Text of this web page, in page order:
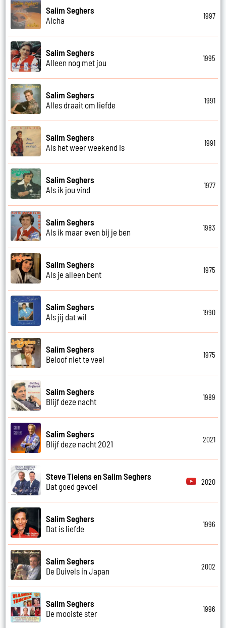
Salim Seghers
Aicha
1997
Salim Seghers
Alleen nog met jou
1995
Salim Seghers
Alles draait om liefde
1991
Salim Seghers
Als het weer weekend is
1991
Salim Seghers
Als ik jou vind
1977
Salim Seghers
Als ik maar even bij je ben
1983
Salim Seghers
Als je alleen bent
1975
Salim Seghers
Als jij dat wil
1990
Salim Seghers
Beloof niet te veel
1975
Salim Seghers
Blijf deze nacht
1989
Salim Seghers
Blijf deze nacht 2021
2021
Steve Tielens en Salim Seghers
Dat goed gevoel
2020
Salim Seghers
Dat is liefde
1996
Salim Seghers
De Duivels in Japan
2002
Salim Seghers
De mooiste ster
1996